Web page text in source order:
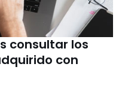
consultar los
con